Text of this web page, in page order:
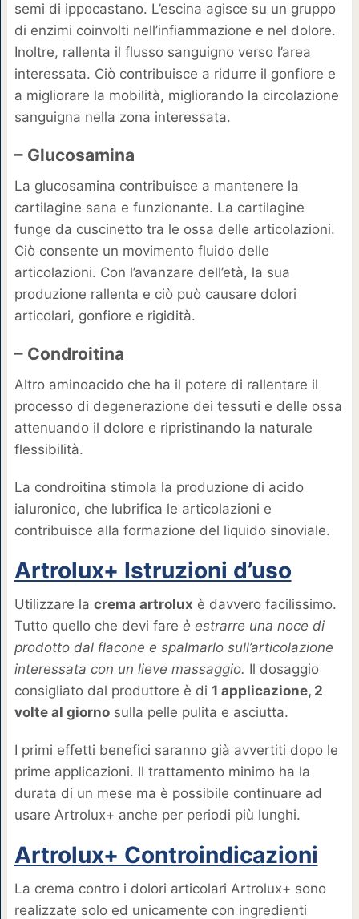
semi di ippocastano. L’escina agisce su un gruppo
di enzimi coinvolti nell’infiammazione e nel dolore.
Inoltre, rallenta il flusso sanguigno verso l’area
interessata. Ciò contribuisce a ridurre il gonfiore e
a migliorare la mobilità, migliorando la circolazione
sanguigna nella zona interessata.
– Glucosamina
La glucosamina contribuisce a mantenere la
cartilagine sana e funzionante. La cartilagine
funge da cuscinetto tra le ossa delle articolazioni.
Ciò consente un movimento fluido delle
articolazioni. Con l’avanzare dell’età, la sua
produzione rallenta e ciò può causare dolori
articolari, gonfiore e rigidità.
– Condroitina
Altro aminoacido che ha il potere di rallentare il
processo di degenerazione dei tessuti e delle ossa
attenuando il dolore e ripristinando la naturale
flessibilità.
La condroitina stimola la produzione di acido
ialuronico, che lubrifica le articolazioni e
contribuisce alla formazione del liquido sinoviale.
Artrolux+ Istruzioni d’uso
Utilizzare la crema artrolux è davvero facilissimo.
Tutto quello che devi fare è estrarre una noce di
prodotto dal flacone e spalmarlo sull’articolazione
interessata con un lieve massaggio. Il dosaggio
consigliato dal produttore è di 1 applicazione, 2
volte al giornosulla pelle pulita e asciutta.
I primi effetti benefici saranno già avvertiti dopo le
prime applicazioni. Il trattamento minimo ha la
durata di un mese ma è possibile continuare ad
usare Artrolux+ anche per periodi più lunghi.
Artrolux+ Controindicazioni
La crema contro i dolori articolari Artrolux+ sono
realizzate solo ed unicamente con ingredienti